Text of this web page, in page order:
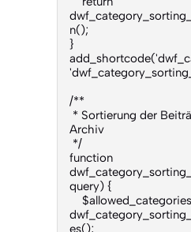
n();
}
/**
Archiv
function
query) {
es();